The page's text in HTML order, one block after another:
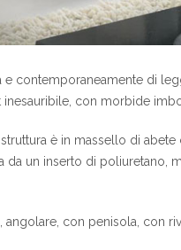
e contemporaneamente di
con morbide
struttura è in massello di
da un inserto di
angolare, con penisola, con